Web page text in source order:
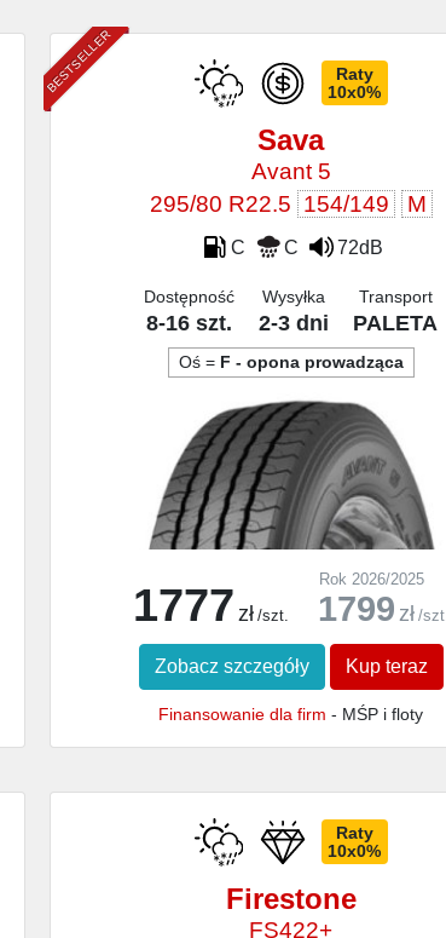
BESTSELLER
Raty
10x0%
Sava
Avant 5
295/80 R22.5 154/149 M
C C 72dB
Dostępność
8-16 szt.
Wysyłka
2-3 dni
Transport
PALETA
Oś = F - opona prowadząca
1777 zł /szt.
Rok 2026/2025
1799 zł /szt.
Zobacz szczegóły Kup teraz
Finansowanie dla firm - MŚP i floty
Raty
10x0%
Firestone
FS422+